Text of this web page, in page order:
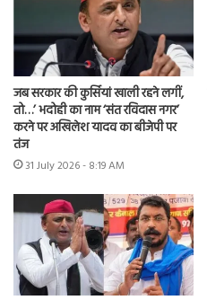
जब सरकार की कुर्सियां खाली रहने लगीं,
तो…’ भदोही का नाम ‘संत रविदास नगर’
करने पर अखिलेश यादव का बीजेपी पर
तंज
31 July 2026 - 8:19 AM